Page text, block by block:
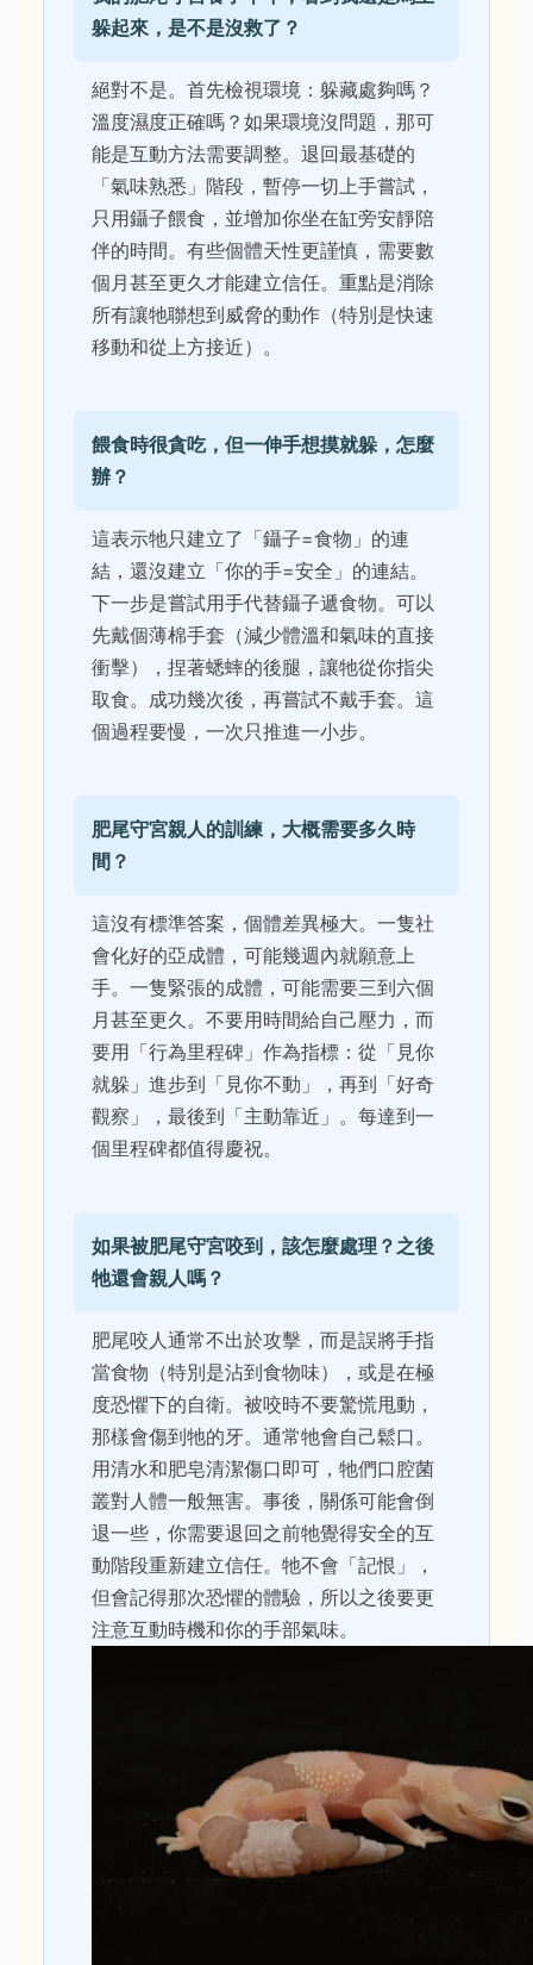
躲起來，是不是沒救了？
絕對不是。首先檢視環境：躲藏處夠嗎？
溫度濕度正確嗎？如果環境沒問題，那可
能是互動方法需要調整。退回最基礎的
「氣味熟悉」階段，暫停一切上手嘗試，
只用鑷子餵食，並增加你坐在缸旁安靜陪
伴的時間。有些個體天性更謹慎，需要數
個月甚至更久才能建立信任。重點是消除
所有讓牠聯想到威脅的動作（特別是快速
移動和從上方接近）。
餵食時很貪吃，但一伸手想摸就躲，怎麼
辦？
這表示牠只建立了「鑷子=食物」的連
結，還沒建立「你的手=安全」的連結。
下一步是嘗試用手代替鑷子遞食物。可以
先戴個薄棉手套（減少體溫和氣味的直接
衝擊），捏著蟋蟀的後腿，讓牠從你指尖
取食。成功幾次後，再嘗試不戴手套。這
個過程要慢，一次只推進一小步。
肥尾守宮親人的訓練，大概需要多久時
間？
這沒有標準答案，個體差異極大。一隻社
會化好的亞成體，可能幾週內就願意上
手。一隻緊張的成體，可能需要三到六個
月甚至更久。不要用時間給自己壓力，而
要用「行為里程碑」作為指標：從「見你
就躲」進步到「見你不動」，再到「好奇
觀察」，最後到「主動靠近」。每達到一
個里程碑都值得慶祝。
如果被肥尾守宮咬到，該怎麼處理？之後
牠還會親人嗎？
肥尾咬人通常不出於攻擊，而是誤將手指
當食物（特別是沾到食物味），或是在極
度恐懼下的自衛。被咬時不要驚慌甩動，
那樣會傷到牠的牙。通常牠會自己鬆口。
用清水和肥皂清潔傷口即可，牠們口腔菌
叢對人體一般無害。事後，關係可能會倒
退一些，你需要退回之前牠覺得安全的互
動階段重新建立信任。牠不會「記恨」，
但會記得那次恐懼的體驗，所以之後要更
注意互動時機和你的手部氣味。